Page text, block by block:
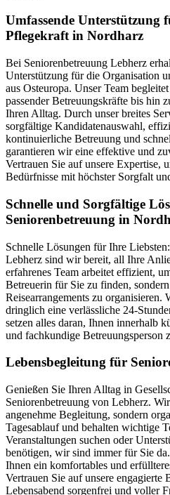
Umfassende
Pflegekraft in Nordharz
Bei Seniorenbetreuung Lebherz
Unterstützung für die Organisation
aus Osteuropa. Unser Team
passender Betreuungskräfte bis hin
Ihren Alltag. Durch unser breites
sorgfältige Kandidatenauswahl,
kontinuierliche Betreuung und
garantieren wir eine effektive und
Vertrauen Sie auf unsere Expertise,
Bedürfnisse mit höchster Sorgfalt
Schnelle und Sorgfältige
Seniorenbetreuung in
Schnelle Lösungen für Ihre
Lebherz sind wir bereit, all Ihre
erfahrenes Team arbeitet effizient,
Betreuerin für Sie zu finden,
Reisearrangements zu organisieren.
dringlich eine verlässliche 24-
setzen alles daran, Ihnen innerhalb
und fachkundige Betreuungsperson
Lebensbegleitung für
Genießen Sie Ihren Alltag in
Seniorenbetreuung von Lebherz.
angenehme Begleitung, sondern
Tagesablauf und behalten wichtige
Veranstaltungen suchen oder
benötigen, wir sind immer für Sie
Ihnen ein komfortables und
Vertrauen Sie auf unsere engagierte
Lebensabend sorgenfrei und voller